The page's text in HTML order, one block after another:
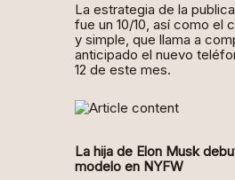
La estrategia de la
fue un 10/10, así como el
y simple, que llama a
anticipado el nuevo
12 de este mes.
La hija de Elon Musk
modelo en NYFW